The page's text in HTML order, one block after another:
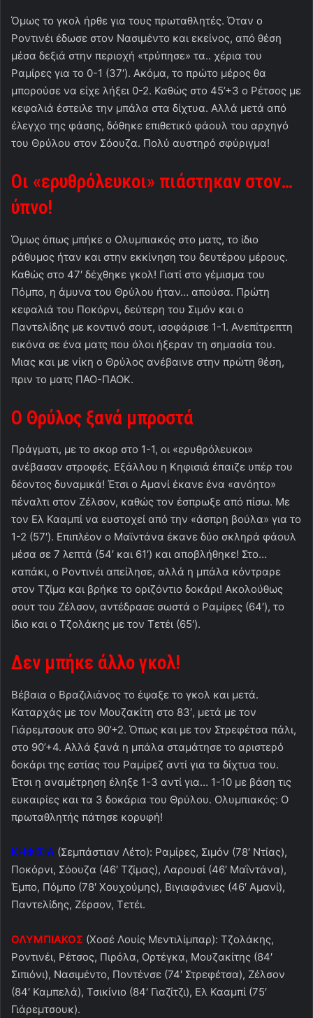
Όμως το γκολ ήρθε για τους πρωταθλητές. Όταν ο
Ροντινέι έδωσε στον Νασιμέντο και εκείνος, από θέση
μέσα δεξιά στην περιοχή «τρύπησε» τα.. χέρια του
Ραμίρες για το 0-1 (37′). Ακόμα, το πρώτο μέρος θα
μπορούσε να είχε λήξει 0-2. Καθώς στο 45’+3 ο Ρέτσος με
κεφαλιά έστειλε την μπάλα στα δίχτυα. Αλλά μετά από
έλεγχο της φάσης, δόθηκε επιθετικό φάουλ του αρχηγό
του Θρύλου στον Σόουζα. Πολύ αυστηρό σφύριγμα!
Οι «ερυθρόλευκοι» πιάστηκαν στον…
ύπνο!
Όμως όπως μπήκε ο Ολυμπιακός στο ματς, το ίδιο
ράθυμος ήταν και στην εκκίνηση του δευτέρου μέρους.
Καθώς στο 47′ δέχθηκε γκολ! Γιατί στο γέμισμα του
Πόμπο, η άμυνα του Θρύλου ήταν… απούσα. Πρώτη
κεφαλιά του Ποκόρνι, δεύτερη του Σιμόν και ο
Παντελίδης με κοντινό σουτ, ισοφάρισε 1-1. Ανεπίτρεπτη
εικόνα σε ένα ματς που όλοι ήξεραν τη σημασία του.
Μιας και με νίκη ο Θρύλος ανέβαινε στην πρώτη θέση,
πριν το ματς ΠΑΟ-ΠΑΟΚ.
Ο Θρύλος ξανά μπροστά
Πράγματι, με το σκορ στο 1-1, οι «ερυθρόλευκοι»
ανέβασαν στροφές. Εξάλλου η Κηφισιά έπαιζε υπέρ του
δέοντος δυναμικά! Έτσι ο Αμανί έκανε ένα «ανόητο»
πέναλτι στον Ζέλσον, καθώς τον έσπρωξε από πίσω. Με
τον Ελ Κααμπί να ευστοχεί από την «άσπρη βούλα» για το
1-2 (57′). Επιπλέον ο Μαϊντάνα έκανε δύο σκληρά φάουλ
μέσα σε 7 λεπτά (54′ και 61′) και αποβλήθηκε! Στο…
καπάκι, ο Ροντινέι απείλησε, αλλά η μπάλα κόντραρε
στον Τζίμα και βρήκε το οριζόντιο δοκάρι! Ακολούθως
σουτ του Ζέλσον, αντέδρασε σωστά ο Ραμίρες (64′), το
ίδιο και ο Τζολάκης με τον Τετέι (65′).
Δεν μπήκε άλλο γκολ!
Βέβαια ο Βραζιλιάνος το έψαξε το γκολ και μετά.
Καταρχάς με τον Μουζακίτη στο 83′, μετά με τον
Γιάρεμτσουκ στο 90’+2. Όπως και με τον Στρεφέτσα πάλι,
στο 90’+4. Αλλά ξανά η μπάλα σταμάτησε το αριστερό
δοκάρι της εστίας του Ραμίρεζ αντί για τα δίχτυα του.
Έτσι η αναμέτρηση έληξε 1-3 αντί για… 1-10 με βάση τις
ευκαιρίες και τα 3 δοκάρια του Θρύλου. Ολυμπιακός: Ο
πρωταθλητής πάτησε κορυφή!
ΚΗΦΙΣΙΑ (Σεμπάστιαν Λέτο): Ραμίρες, Σιμόν (78′ Ντίας),
Ποκόρνι, Σόουζα (46′ Τζίμας), Λαρουσί (46′ Μαΐντάνα),
Έμπο, Πόμπο (78′ Χουχούμης), Βιγιαφάνιες (46′ Αμανί),
Παντελίδης, Ζέρσον, Τετέι.
ΟΛΥΜΠΙΑΚΟΣ (Χοσέ Λουίς Μεντιλίμπαρ): Τζολάκης,
Ροντινέι, Ρέτσος, Πιρόλα, Ορτέγκα, Μουζακίτης (84′
Σιπιόνι), Νασιμέντο, Ποντένσε (74′ Στρεφέτσα), Ζέλσον
(84′ Καμπελά), Τσικίνιο (84′ Γιαζίτζι), Ελ Κααμπί (75′
Γιάρεμτσουκ).